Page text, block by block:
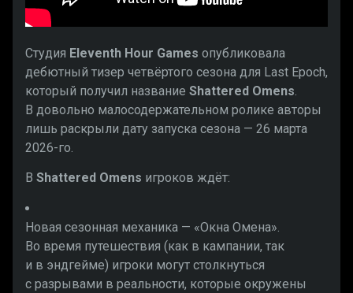
Студия Eleventh Hour Games опубликовала
дебютный тизер четвёртого сезона для Last Epoch,
который получил название Shattered Omens.
В довольно малосодержательном ролике авторы
лишь раскрыли дату запуска сезона — 26 марта
2026-го.
В Shattered Omens игроков ждёт:
Новая сезонная механика — «Окна Омена».
Во время путешествия (как в кампании, так
и в эндгейме) игроки могут столкнуться
с разрывами в реальности, которые окружены